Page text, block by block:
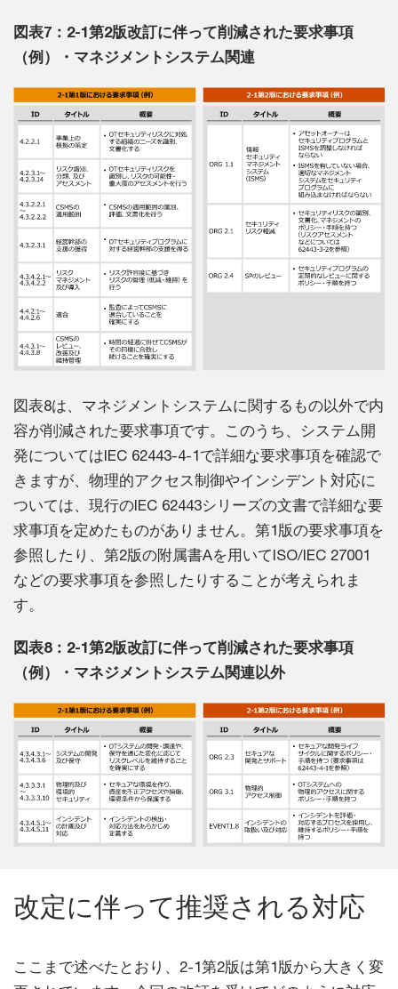
図表7：2-1第2版改訂に伴って削減された要求事項
（例）・マネジメントシステム関連
図表8は、マネジメントシステムに関するもの以外で内
容が削減された要求事項です。このうち、システム開
発についてはIEC 62443-4-1で詳細な要求事項を確認で
きますが、物理的アクセス制御やインシデント対応に
ついては、現行のIEC 62443シリーズの文書で詳細な要
求事項を定めたものがありません。第1版の要求事項を
参照したり、第2版の附属書Aを用いてISO/IEC 27001
などの要求事項を参照したりすることが考えられま
す。
図表8：2-1第2版改訂に伴って削減された要求事項
（例）・マネジメントシステム関連以外
改定に伴って推奨される対応
ここまで述べたとおり、2-1第2版は第1版から大きく変